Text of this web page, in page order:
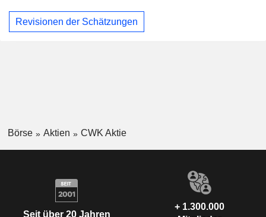
Revisionen der Schätzungen
Börse Aktien CWK Aktie
Seit über 20 Jahren
+ 1.300.000